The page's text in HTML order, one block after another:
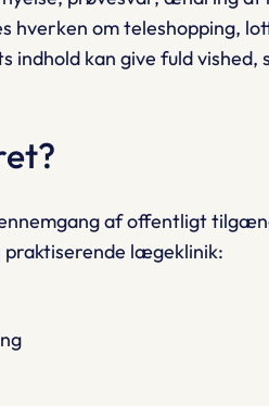
hverken om teleshopping,
indhold kan give fuld
af offentligt
lægeklinik: